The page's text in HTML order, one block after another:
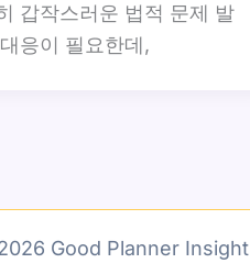
갑작스러운 법적 문제 발
응이 필요한데,
Good Planner Insight